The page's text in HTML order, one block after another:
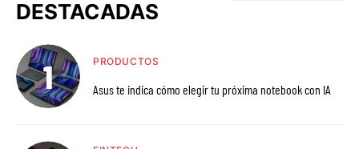
DESTACADAS
PRODUCTOS
Asus te indica cómo elegir tu próxima notebook con IA